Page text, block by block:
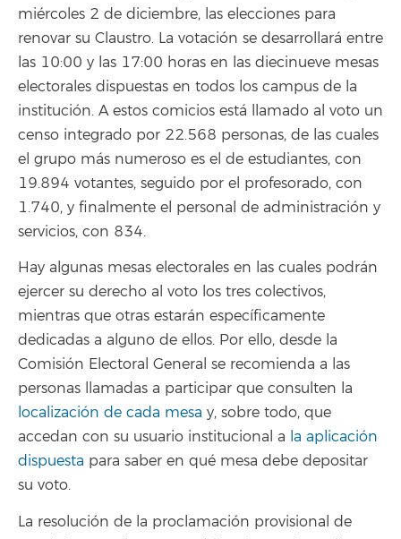
miércoles 2 de diciembre, las elecciones para
renovar su Claustro. La votación se desarrollará entre
las 10:00 y las 17:00 horas en las diecinueve mesas
electorales dispuestas en todos los campus de la
institución. A estos comicios está llamado al voto un
censo integrado por 22.568 personas, de las cuales
el grupo más numeroso es el de estudiantes, con
19.894 votantes, seguido por el profesorado, con
1.740, y finalmente el personal de administración y
servicios, con 834.
Hay algunas mesas electorales en las cuales podrán
ejercer su derecho al voto los tres colectivos,
mientras que otras estarán específicamente
dedicadas a alguno de ellos. Por ello, desde la
Comisión Electoral General se recomienda a las
personas llamadas a participar que consulten la
localización de cada mesa y, sobre todo, que
accedan con su usuario institucional a la aplicación
dispuesta para saber en qué mesa debe depositar
su voto.
La resolución de la proclamación provisional de